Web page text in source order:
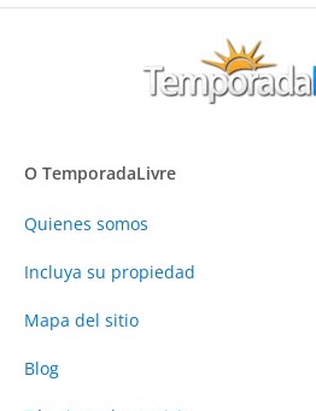
O TemporadaLivre
Quienes somos
Incluya su propiedad
Mapa del sitio
Blog